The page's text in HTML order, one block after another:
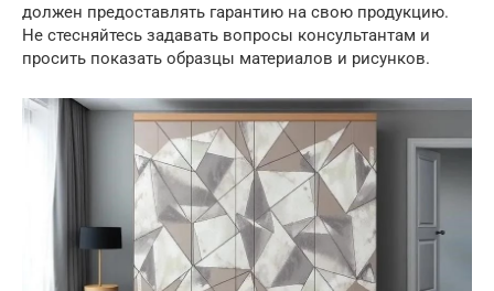
должен предоставлять гарантию на свою продукцию.
Не стесняйтесь задавать вопросы консультантам и
просить показать образцы материалов и рисунков.